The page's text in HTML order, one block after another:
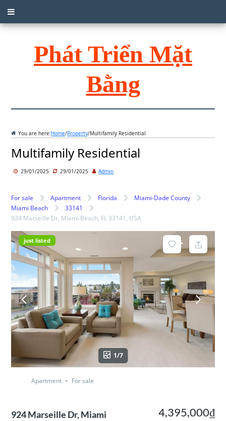
Phát Triển Mặt
Bằng
You are here:Home/Property/Multifamily Residential
Multifamily Residential
29/01/2025 29/01/2025 Admin
For sale Apartment Florida
Miami-Dade County
Miami Beach
33141
924 Marseille Dr, Miami Beach, FL 33141, USA
just listed
1/7
Apartment For sale
924 Marseille Dr, Miami
4,395,000₫